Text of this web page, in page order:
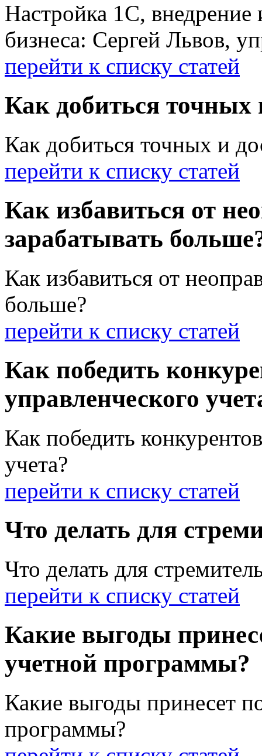
Настройка 1С, внедрение
бизнеса: Сергей Львов,
перейти к списку статей
Как добиться
Как добиться точных и
перейти к списку статей
Как избавиться от
зарабатывать
Как избавиться от
больше?
перейти к списку статей
Как победить
управленческого
Как победить
учета?
перейти к списку статей
Что делать для
Что делать для
перейти к списку статей
Какие выгоды
учетной программы?
Какие выгоды принесет
программы?